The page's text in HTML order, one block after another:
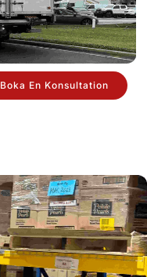
Boka En Konsultation